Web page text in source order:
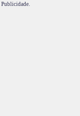
Publicidade.